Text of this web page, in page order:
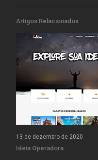
Artigos Relacionados
13 de dezembro de 2020
Ideia Operadora